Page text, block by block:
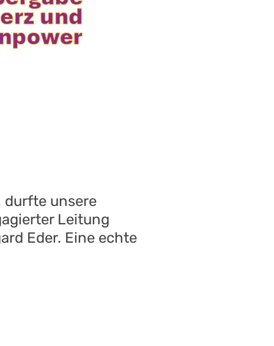
durfte unsere
Leitung
Eder. Eine echte